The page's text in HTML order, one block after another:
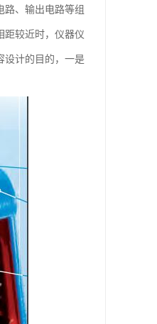
路、输出电路等组
距较近时，仪器仪
设计的目的，一是